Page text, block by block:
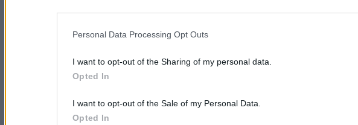
Personal Data Processing Opt Outs
I want to opt-out of the Sharing of my personal data.
Opted In
I want to opt-out of the Sale of my Personal Data.
Opted In